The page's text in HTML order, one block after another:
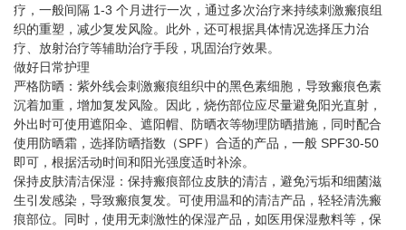
疗，一般间隔 1-3 个月进行一次，通过多次治疗来持续刺激瘢痕组
织的重塑，减少复发风险。此外，还可根据具体情况选择压力治
疗、放射治疗等辅助治疗手段，巩固治疗效果。
做好日常护理
严格防晒：紫外线会刺激瘢痕组织中的黑色素细胞，导致瘢痕色素
沉着加重，增加复发风险。因此，烧伤部位应尽量避免阳光直射，
外出时可使用遮阳伞、遮阳帽、防晒衣等物理防晒措施，同时配合
使用防晒霜，选择防晒指数（SPF）合适的产品，一般 SPF30-50
即可，根据活动时间和阳光强度适时补涂。
保持皮肤清洁保湿：保持瘢痕部位皮肤的清洁，避免污垢和细菌滋
生引发感染，导致瘢痕复发。可使用温和的清洁产品，轻轻清洗瘢
痕部位。同时，使用无刺激性的保湿产品，如医用保湿敷料等，保